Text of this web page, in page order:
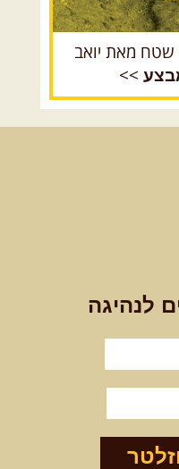
שטח מאת יואב
>>
לנהיגה